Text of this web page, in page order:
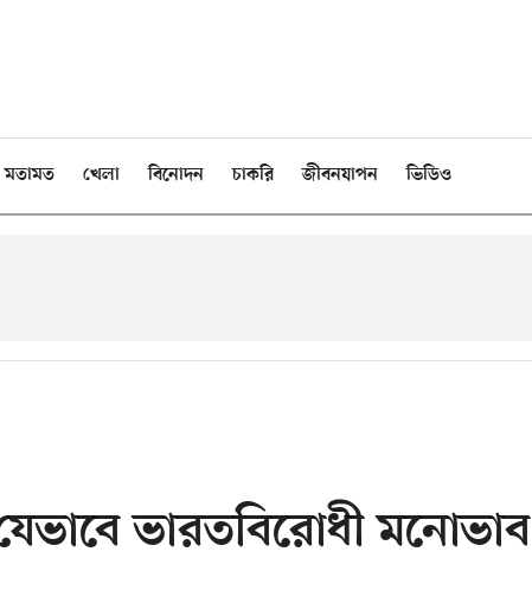
মতামত খেলা বিনোদন চাকরি জীবনযাপন ভিডিও
ভারতবিরোধী মনোভাব